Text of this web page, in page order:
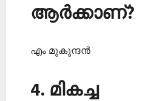
ആര്‍ക്കാണ്?
എം മുകുന്ദന്‍
4. മികച്ച